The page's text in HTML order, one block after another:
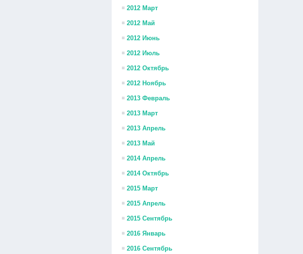
2012 Март
2012 Май
2012 Июнь
2012 Июль
2012 Октябрь
2012 Ноябрь
2013 Февраль
2013 Март
2013 Апрель
2013 Май
2014 Апрель
2014 Октябрь
2015 Март
2015 Апрель
2015 Сентябрь
2016 Январь
2016 Сентябрь